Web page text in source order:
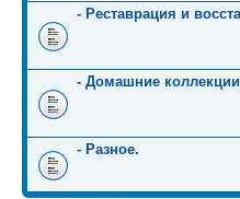
- Реставрация и
- Домашние коллекции
- Разное.